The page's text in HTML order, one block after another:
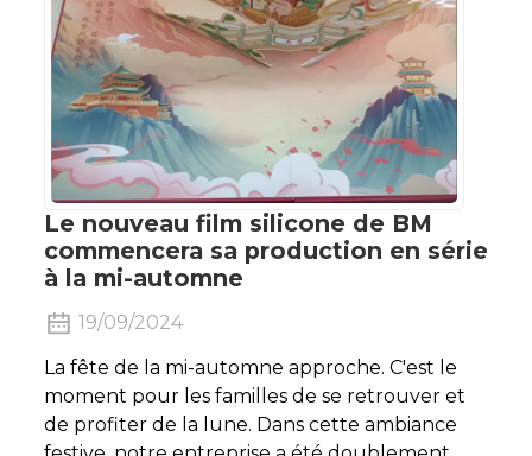
Le nouveau film silicone de BM
commencera sa production en série
à la mi-automne
19/09/2024
La fête de la mi-automne approche. C'est le
moment pour les familles de se retrouver et
de profiter de la lune. Dans cette ambiance